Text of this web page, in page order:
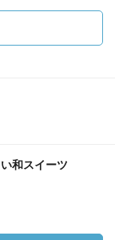
和スイーツ